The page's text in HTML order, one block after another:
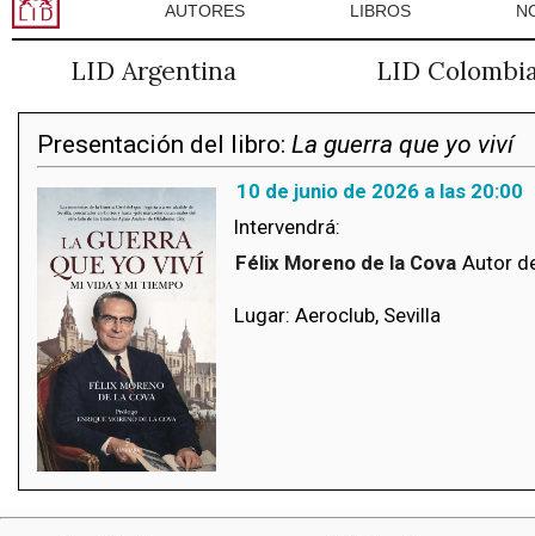
AUTORES LIBROS
LID Argentina LID
Presentación del libro: La guerra que yo viví
10 de junio de 2026 a las 20:00
Intervendrá:
Félix Moreno de la Cova Autor
Lugar: Aeroclub, Sevilla